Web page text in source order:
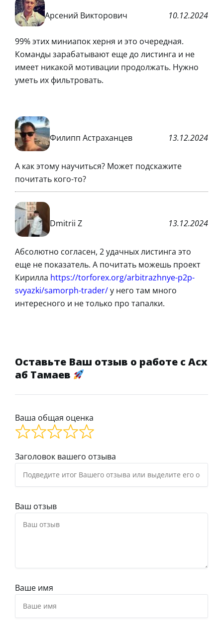
Арсений Викторович 10.12.2024
99% этих миниапок херня и это очередная.
Команды зарабатывают еще до листинга и не
имеет никакой мотивации продолжать. Нужно
уметь их фильтровать.
Филипп Астраханцев 13.12.2024
А как этому научиться? Может подскажите
почитать кого-то?
Dmitrii Z 13.12.2024
Абсолютно согласен, 2 удачных листинга это
еще не показатель. А почитать можешь проект
Кирилла https://torforex.org/arbitrazhnye-p2p-
svyazki/samorph-trader/у него там много
интересного и не только про тапалки.
Оставьте Ваш отзыв о работе с Асх
аб Тамаев
Ваша общая оценка
Заголовок вашего отзыва
Ваш отзыв
Ваше имя